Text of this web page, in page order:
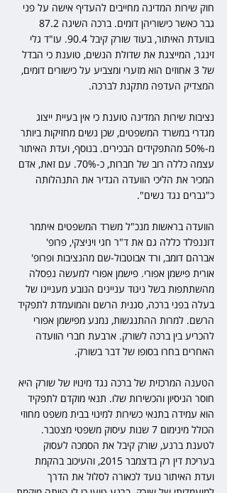
חוק שירות המדינה מחייבים להעדיף אישה על פני
בוועדת האיתור, בעוד שורק קיבל 90.4. עו"ד גלי
זינגר, המייצגת את שדולת הנשים, טוענת כי הבדל
של 3 אחוזים הוא מזערי ומצביע על כישורים דומים,
המצדיק העדפה מתקנת לברכה.
נציבות שירות המדינה טוענת כי אין בעיית ייצוג
מגדרי במשרד המשפטים, שכן נשים מחזיקות ביותר
מ-50% מהתפקידים הבכירים. בנוסף, ועדת האיתור
עצמה כללה רוב של חברות, כ-70%. עם זאת, אדם
המכיר את הליכי הוועדה הגדיר את התנהלותה
כ"גברים נגד נשים".
הוועדה בראשות מנכ"ל משרד המשפטים איתמר
דוננפלד כללה גם את ד"ר חגי ויניצקי, פרופ'
אברהם דומב, ורד אבוטבול-שם מהנציבות ופרופ'
אורית פישמן אפורי. פישמן אפורי למעשה נפסלה
מהשתתפות בשל ניגוד עניינים הנובע מעניינו של
בעלה בפני ברכה, סגנית הרשם והמועמדת לתפקיד
הרשם. למרות ההתנגשות, נמנע מפישמן אפורי
להכריע בין ברכה לשורק. ארבעת חברי הוועדה
האחרים בחרו בסופו של דבר בשורק.
הטענה המרכזית של ברכה נגד מינויו של שורק היא
חוסר הניסיון והכשירות שלו. תנאי מוקדם לתפקיד
הוא עמידה בתנאי כשירות למינוי בבית משפט מחוזי
הכולל מינימום 7 שנות עיסוק משפטי מצטבר.
לטענת ברנע, שורק קיבל את הסמכה לעסוק
בעריכת דין רק בדצמבר 2015, והעיכוב בהקמת
ועדת האיתור נועד לכאורה לסלול את הדרך